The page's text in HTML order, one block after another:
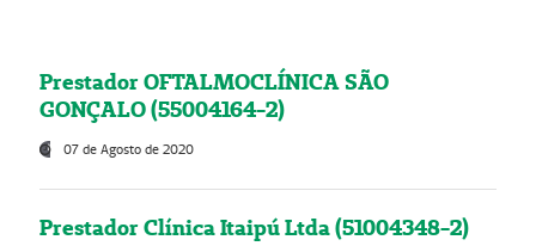
Prestador OFTALMOCLÍNICA SÃO
GONÇALO (55004164-2)
07 de Agosto de 2020
Prestador Clínica Itaipú Ltda (51004348-2)